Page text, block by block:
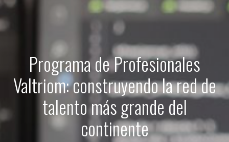
Programa de Profesionales
Valtriom: construyendo la red de
talento más grande del
continente